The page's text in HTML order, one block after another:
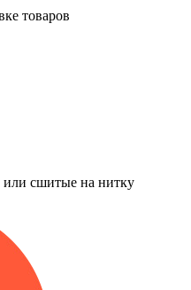
товаров
или сшитые на нитку